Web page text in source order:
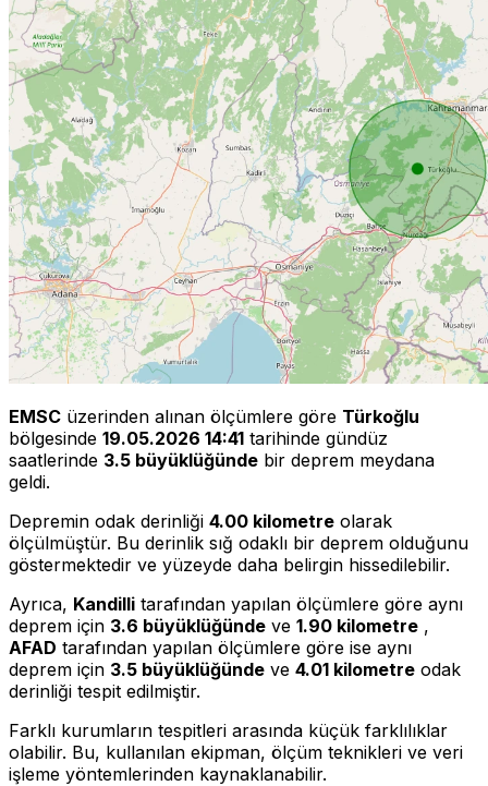
EMSC üzerinden alınan ölçümlere göre Türkoğlu
bölgesinde 19.05.2026 14:41 tarihinde gündüz
saatlerinde 3.5 büyüklüğünde bir deprem meydana
geldi.
Depremin odak derinliği 4.00 kilometre olarak
ölçülmüştür. Bu derinlik sığ odaklı bir deprem olduğunu
göstermektedir ve yüzeyde daha belirgin hissedilebilir.
Ayrıca, Kandilli tarafından yapılan ölçümlere göre aynı
deprem için 3.6 büyüklüğünde ve 1.90 kilometre ,
AFAD tarafından yapılan ölçümlere göre ise aynı
deprem için 3.5 büyüklüğünde ve 4.01 kilometre odak
derinliği tespit edilmiştir.
Farklı kurumların tespitleri arasında küçük farklılıklar
olabilir. Bu, kullanılan ekipman, ölçüm teknikleri ve veri
işleme yöntemlerinden kaynaklanabilir.